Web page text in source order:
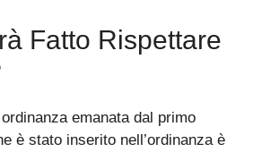
Fatto Rispettare
emanata dal primo
è stato inserito nell’ordinanza è